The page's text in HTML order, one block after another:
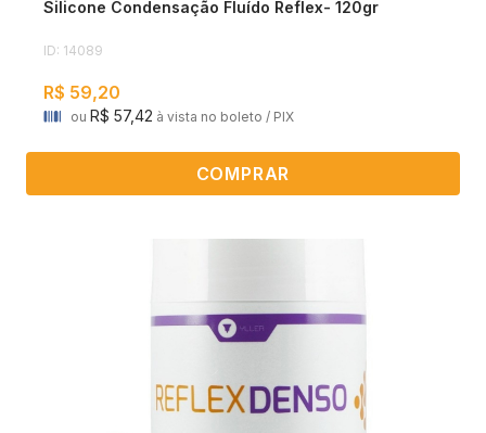
Silicone Condensação Fluído Reflex- 120gr
ID: 14089
R$ 59,20
ou R$ 57,42 à vista no boleto / PIX
COMPRAR